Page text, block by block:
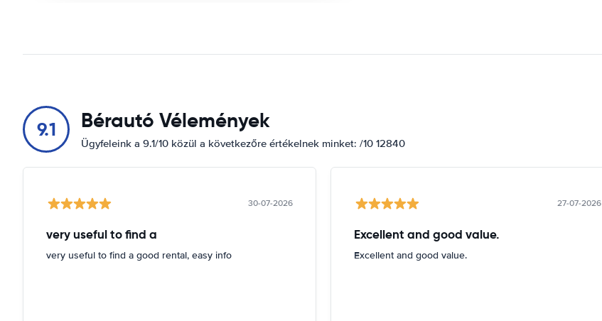
9.1 Bérautó Vélemények
Ügyfeleink a 9.1/10 közül a következőre értékelnek minket: /10 12840
30-07-2026
very useful to find a
very useful to find a good rental, easy info
27-07-2026
Excellent and good value.
Excellent and good value.